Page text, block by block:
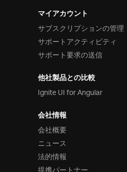
マイアカウント
サブスクリプションの管理
サポートアクティビティ
サポート要求の送信
他社製品との比較
Ignite UI for Angular
会社情報
会社概要
ニュース
法的情報